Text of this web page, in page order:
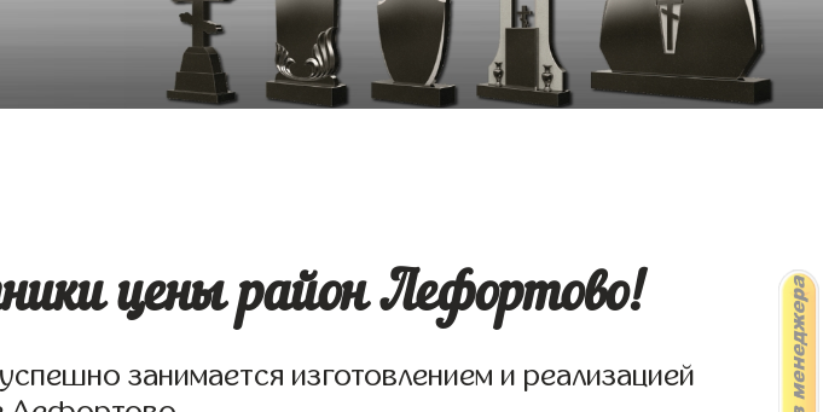
цены район Лефортово!
занимается изготовлением и реализацией